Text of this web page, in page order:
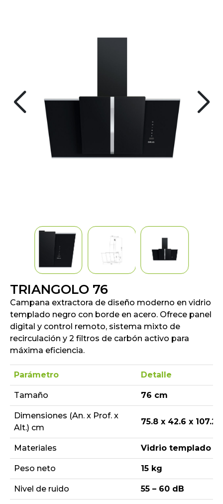
TRIANGOLO 76
Campana extractora de diseño moderno en vidrio
templado negro con borde en acero. Ofrece panel
digital y control remoto, sistema mixto de
recirculación y 2 filtros de carbón activo para
máxima eficiencia.
Parámetro Detalle
Tamaño 76 cm
Dimensiones (An. x Prof. x
Alt.) cm
75.8 x 42.6 x 107.2
Materiales Vidrio templado
Peso neto 15 kg
Nivel de ruido 55 – 60 dB